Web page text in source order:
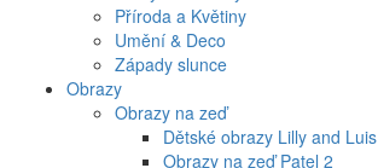
Příroda a Květiny
Umění & Deco
Západy slunce
Obrazy
Obrazy na zeď
Dětské obrazy Lilly and Luis
Obrazy na zeď Patel 2